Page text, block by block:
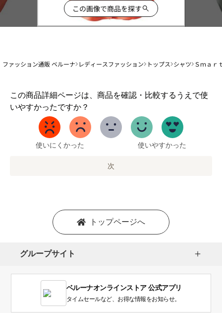
この画像で商品を探す
ファッション通販 ベルーナ レディースファッション トップス シャツ Ｓｍａ
この商品詳細ページは、商品を確認・比較するうえで使
いやすかったですか？
1
か
い
使いにくかった 使いやすかった
次
トップページへ
グループサイト
ベルーナオンラインストア 公式アプリ
タイムセールなど、お得な情報をお知らせ。